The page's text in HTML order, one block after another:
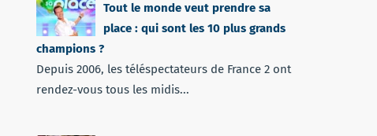
Tout le monde veut prendre sa
place : qui sont les 10 plus grands
champions ?
Depuis 2006, les téléspectateurs de France 2 ont
rendez-vous tous les midis...